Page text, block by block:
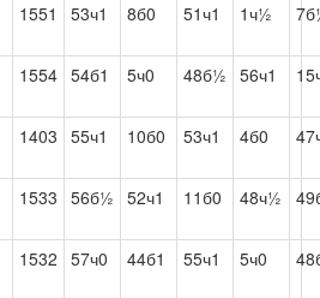
1551 53ч1 8б0 51ч1 1ч½
1554 54б1 5ч0 48б½ 56ч1
1403 55ч1 10б0 53ч1 4б0
1533 56б½ 52ч1 11б0 48ч½
1532 57ч0 44б1 55ч1 5ч0